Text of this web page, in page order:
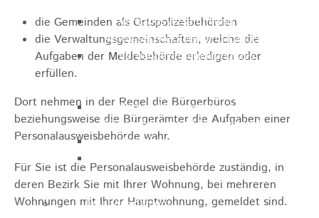
Verbandsversammlung des
Abwasserzweckverband Lauter-Rems
Verbandsversammlung des
Verbandsversammlung Zweckverband
"Gewerbeverband Rosenstein"
Verwaltungsausschuss
Zweckverband "Gewerbeverband
Rosenstein" - Verwaltungsrat
Jugendparlament
die Gemeinden als Ortspolizeibehörden
die Verwaltungsgemeinschaften, welche die
Aufgaben der Meldebehörde erledigen oder
erfüllen.
Dort nehmen in der Regel die Bürgerbüros
beziehungsweise die Bürgerämter die Aufgaben einer
Personalausweisbehörde wahr.
Für Sie ist die Personalausweisbehörde zuständig, in
deren Bezirk Sie mit Ihrer Wohnung, bei mehreren
Wohnungen mit Ihrer Hauptwohnung, gemeldet sind.